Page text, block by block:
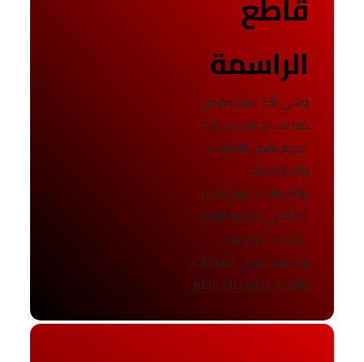
الراسمة
وهي آلة تستخدم في
صناعة الإعلانات، حيث
تقوم بقص اللافتات
والملصقات
والشعارات. وتستخدم
أيضًا في صناعة أرقام
الأندية الرياضية،
ومحلات تزيين السيارات،
والخط، وغير ذلك الكثير